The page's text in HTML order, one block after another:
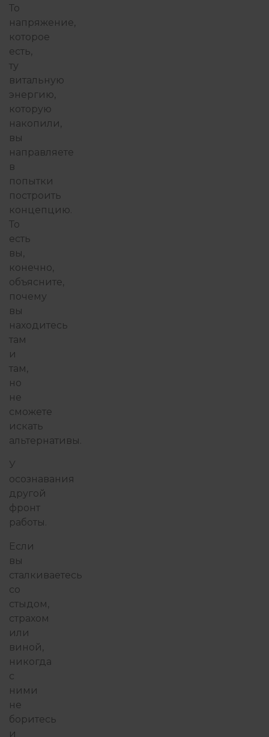
То
напряжение,
которое
есть,
ту
витальную
энергию,
которую
накопили,
вы
направляете
в
попытки
построить
концепцию.
То
есть
вы,
конечно,
объясните,
почему
вы
находитесь
там
и
там,
но
не
сможете
искать
альтернативы.
У
осознавания
другой
фронт
работы.
Если
вы
сталкиваетесь
со
стыдом,
страхом
или
виной,
никогда
с
ними
не
боритесь
и